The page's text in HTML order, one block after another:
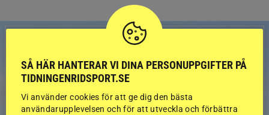
SÅ HÄR HANTERAR VI DINA PERSONUPPGIFTER PÅ
TIDNINGENRIDSPORT.SE
Vi använder cookies för att ge dig den bästa
användarupplevelsen och för att utveckla och förbättra